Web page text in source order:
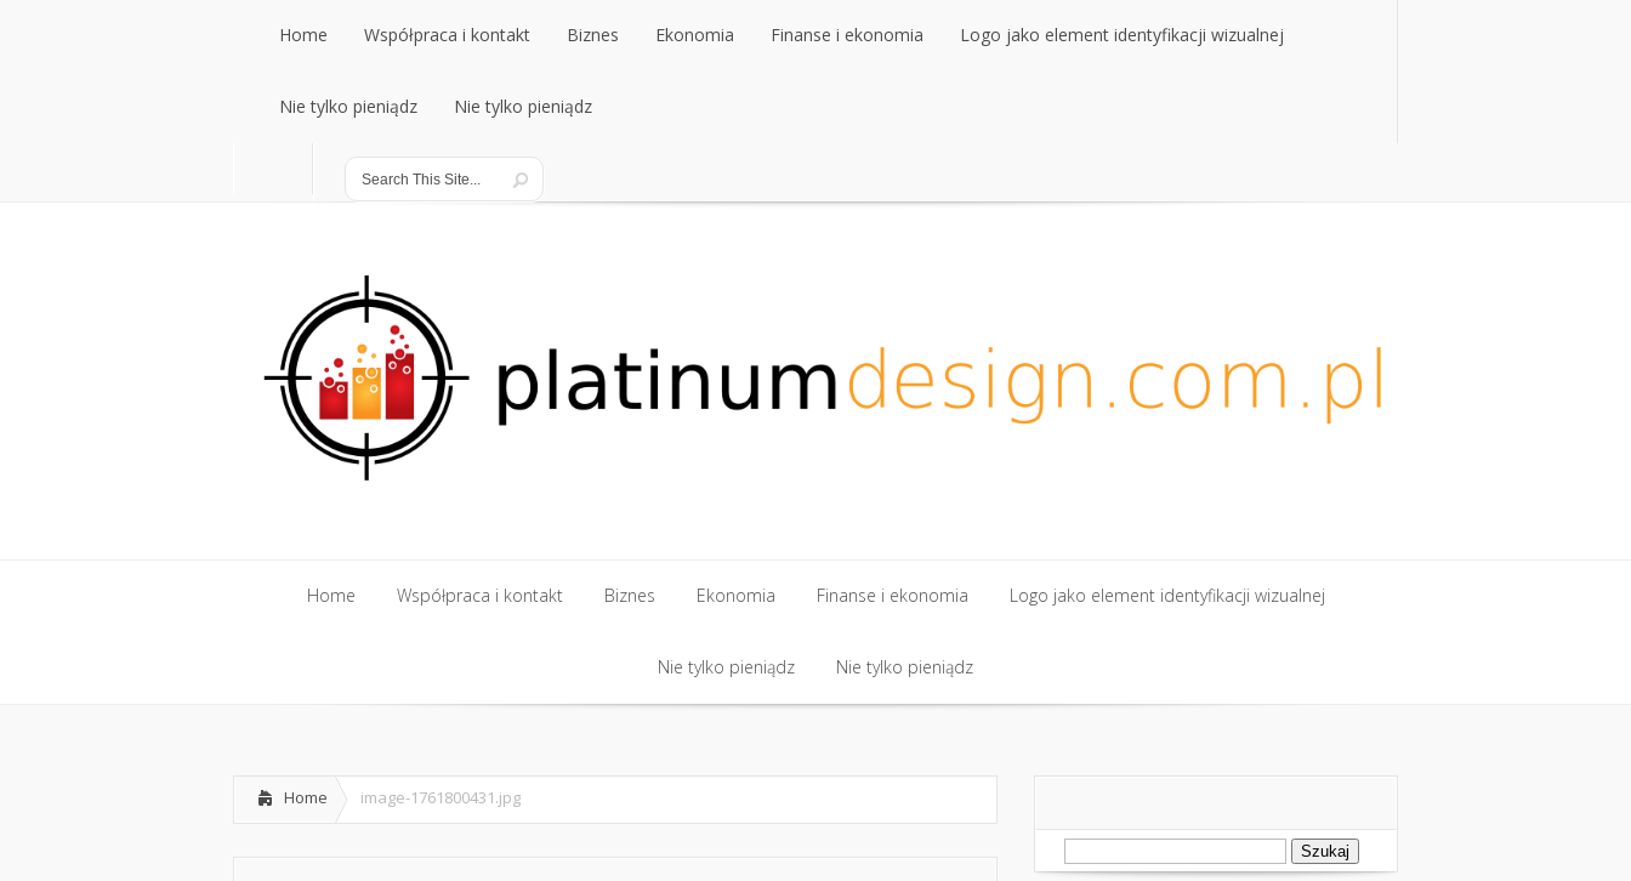
Home
Home
Współpraca i kontakt
Współpraca i kontakt
Biznes
Biznes
Ekonomia Finanse i ekonomia Logo jako element identyfikacji wizualnej
Nie tylko pieniądz
Nie tylko pieniądz
Nie tylko pieniądz
Nie tylko pieniądz
Home Współpraca i kontakt Biznes Ekonomia
Ekonomia
Finanse i ekonomia
Finanse i ekonomia
Logo jako element identyfikacji wizualnej
Nie tylko pieniądz Nie tylko pieniądz
Home image-1761800431.jpg
Szukaj: